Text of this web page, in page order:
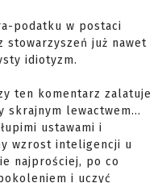
podatku w postaci
stowarzyszeń już nawet
idiotyzm.
ten komentarz zalatuje
skrajnym lewactwem...
ustawami i
wzrost inteligencji u
najprościej, po co
i uczyć